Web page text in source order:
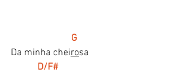
G
Da minha cheirosa
  D/F#